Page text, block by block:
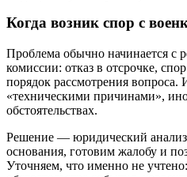
Когда возник спор с
Проблема обычно начинается с
комиссии: отказ в отсрочке,
порядок рассмотрения
«техническими причинами»,
обстоятельствах.
Решение — юридический
основания, готовим жалобу и
Уточняем, что именно не